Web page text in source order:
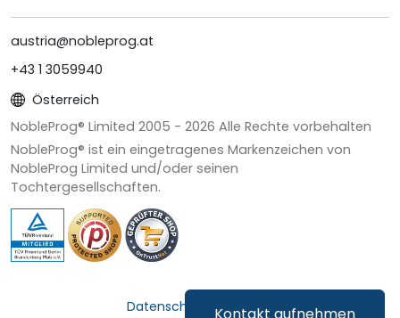
austria@nobleprog.at
+43 1 3059940
Österreich
NobleProg® Limited 2005 - 2026 Alle Rechte vorbehalten
NobleProg® ist ein eingetragenes Markenzeichen von
NobleProg Limited und/oder seinen
Tochtergesellschaften.
Datenschutz & Cookies